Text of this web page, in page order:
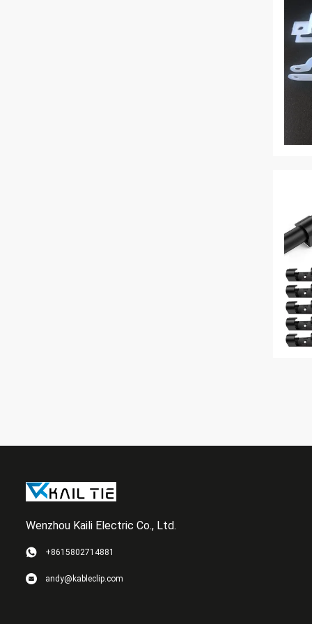
Wenzhou Kaili Electric Co., Ltd.
+8615802714881
andy@kableclip.com